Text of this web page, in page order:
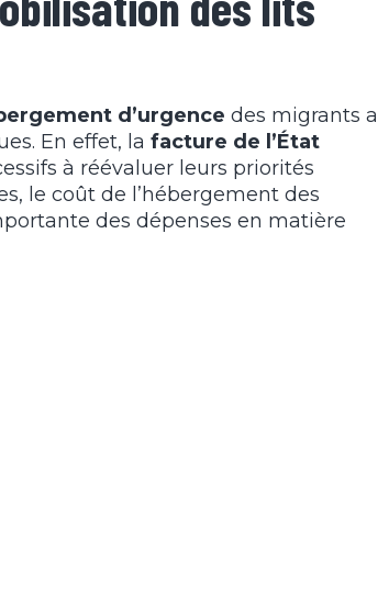
d’urgence des migrants a
En effet, la facture de l’État
à réévaluer leurs priorités
le coût de l’hébergement des
des dépenses en matière